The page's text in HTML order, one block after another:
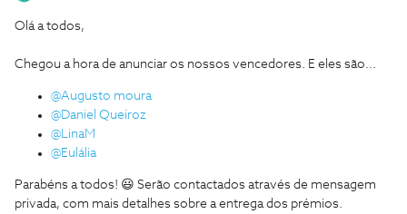
Olá a todos,
Chegou a hora de anunciar os nossos vencedores. E eles são...
@Augusto moura
@Daniel Queiroz
@LinaM
@Eulália
Parabéns a todos! 😃 Serão contactados através de mensagem
privada, com mais detalhes sobre a entrega dos prémios.